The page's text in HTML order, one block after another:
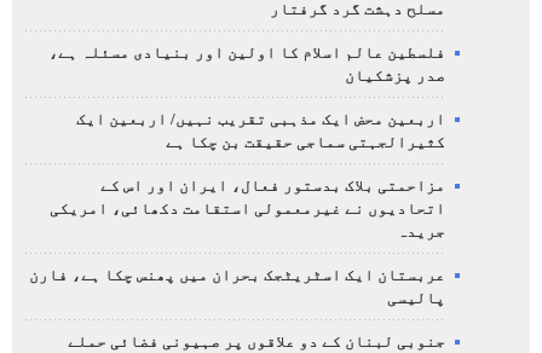
مسلح دہشت گرد گرفتار
فلسطین عالم اسلام کا اولین اور بنیادی مسئلہ ہے،
صدر پزشکیان
اربعین محض ایک مذہبی تقریب نہیں/ اربعین ایک
کثیرالجہتی سماجی حقیقت بن چکا ہے
مزاحمتی بلاک بدستور فعال، ایران اور اس کے
اتحادیوں نے غیرمعمولی استقامت دکھائی، امریکی
جریدہ
عربستان ایک اسٹریٹجک بحران میں پھنس چکا ہے، فارن
پالیسی
جنوبی لبنان کے دو علاقوں پر صہیونی فضائی حملے